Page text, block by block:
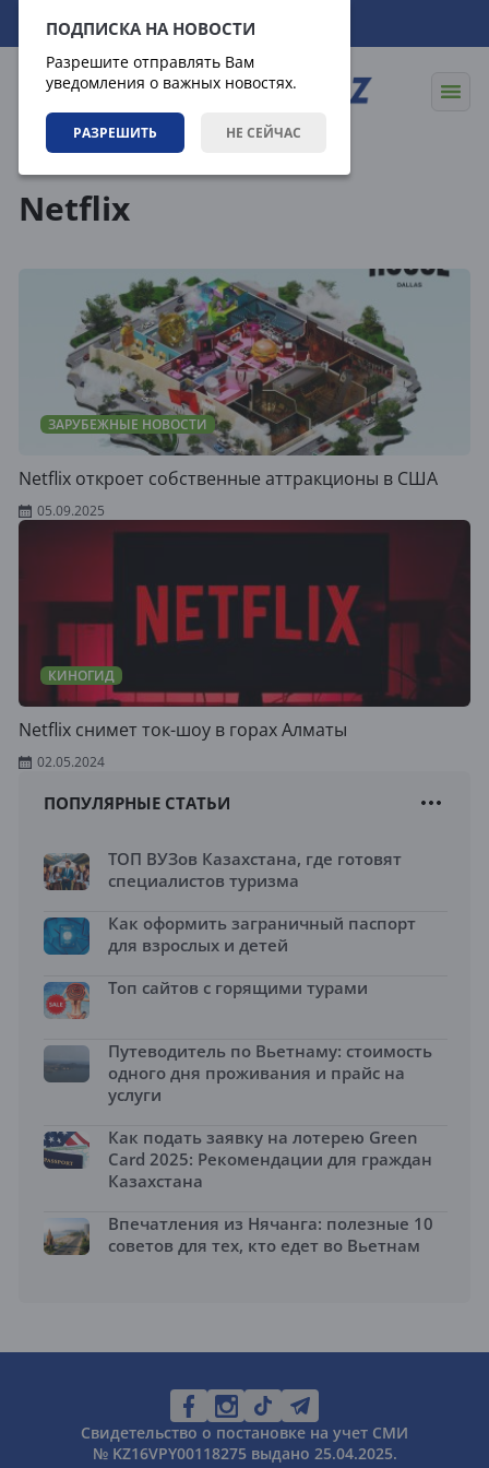
ПОДПИСКА НА НОВОСТИ
Разрешите отправлять Вам
уведомления о важных новостях.
РАЗРЕШИТЬ НЕ СЕЙЧАС
07.08.2026 06:12:38
Netflix
ЗАРУБЕЖНЫЕ НОВОСТИ
Netflix откроет собственные аттракционы в США
05.09.2025
КИНОГИД
Netflix снимет ток-шоу в горах Алматы
02.05.2024
ПОПУЛЯРНЫЕ СТАТЬИ
ТОП ВУЗов Казахстана, где готовят
специалистов туризма
Как оформить заграничный паспорт
для взрослых и детей
Топ сайтов с горящими турами
Путеводитель по Вьетнаму: стоимость
одного дня проживания и прайс на
услуги
Как подать заявку на лотерею Green
Card 2025: Рекомендации для граждан
Казахстана
Впечатления из Нячанга: полезные 10
советов для тех, кто едет во Вьетнам
Свидетельство о постановке на учет СМИ
№ KZ16VPY00118275 выдано 25.04.2025.